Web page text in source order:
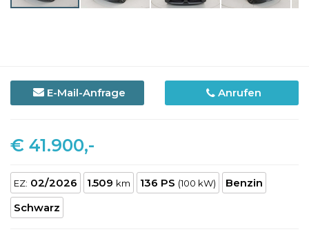
E-Mail-Anfrage Anrufen
€ 41.900,-
EZ: 02/2026 1.509 km 136 PS (100 kW)
Benzin
Schwarz